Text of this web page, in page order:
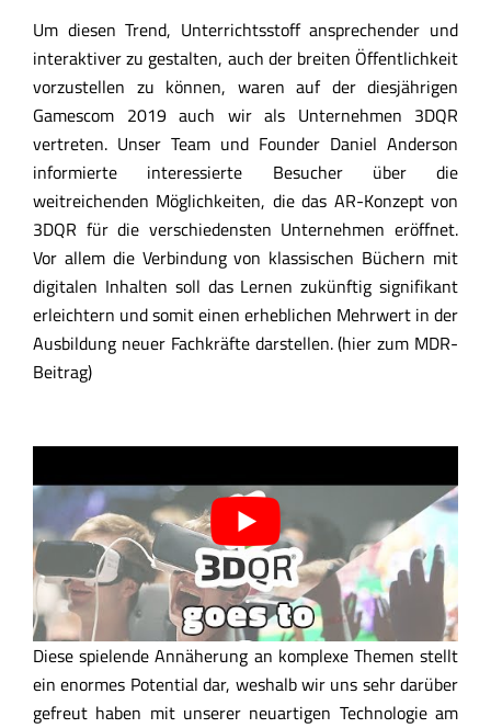
Um diesen Trend, Unterrichtsstoff ansprechender und
interaktiver zu gestalten, auch der breiten Öffentlichkeit
vorzustellen zu können, waren auf der diesjährigen
Gamescom 2019 auch wir als Unternehmen 3DQR
vertreten. Unser Team und Founder Daniel Anderson
informierte interessierte Besucher über die
weitreichenden Möglichkeiten, die das AR-Konzept von
3DQR für die verschiedensten Unternehmen eröffnet.
Vor allem die Verbindung von klassischen Büchern mit
digitalen Inhalten soll das Lernen zukünftig signifikant
erleichtern und somit einen erheblichen Mehrwert in der
Ausbildung neuer Fachkräfte darstellen. (hier zum MDR-
Beitrag)
Diese spielende Annäherung an komplexe Themen stellt
ein enormes Potential dar, weshalb wir uns sehr darüber
gefreut haben mit unserer neuartigen Technologie am